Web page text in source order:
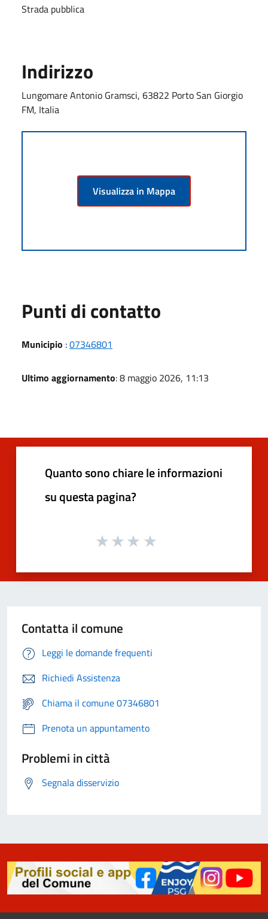
Strada pubblica
Indirizzo
Lungomare Antonio Gramsci, 63822 Porto San Giorgio
FM, Italia
Visualizza in Mappa
Punti di contatto
Municipio :07346801
Ultimo aggiornamento: 8 maggio 2026, 11:13
Quanto sono chiare le informazioni
su questa pagina?
Contatta il comune
Leggi le domande frequenti
Richiedi Assistenza
Chiama il comune 07346801
Prenota un appuntamento
Problemi in città
Segnala disservizio